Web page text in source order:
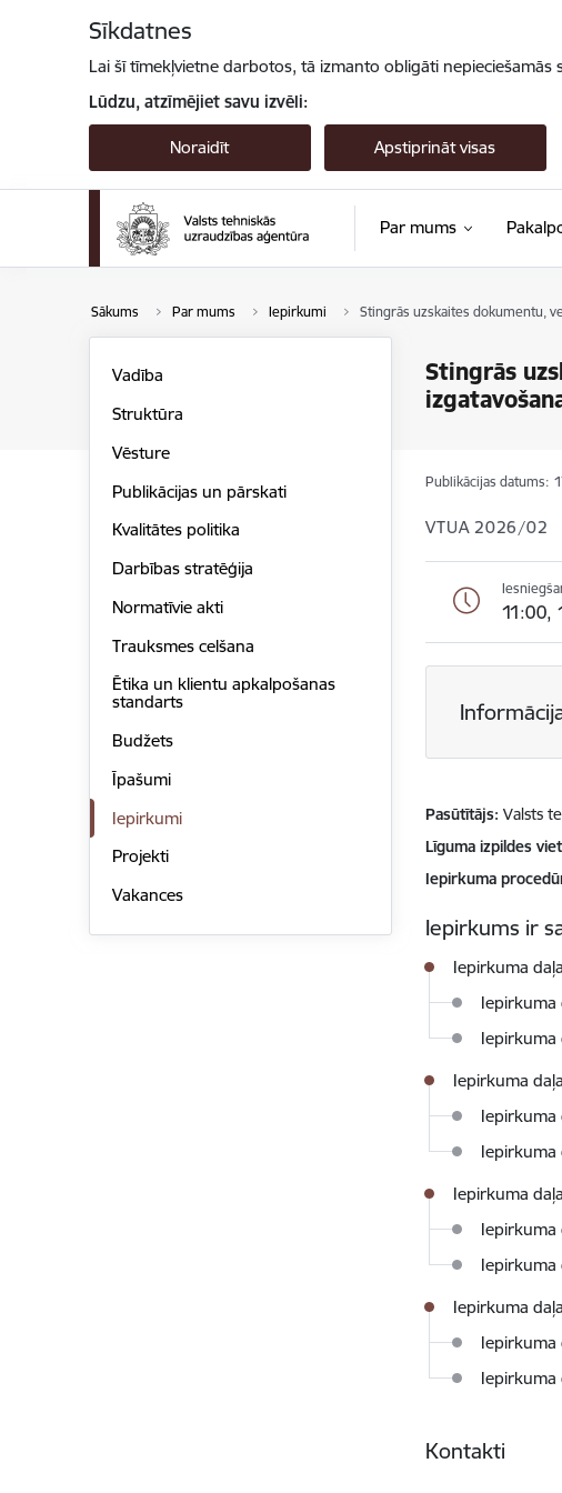
Sīkdatnes
Lai šī tīmekļvietne darbotos, tā izmanto obligāti
Lūdzu, atzīmējiet savu izvēli:
Noraidīt Apstiprināt visas
Par mums
Sākums Par mums Iepirkumi Stingrās uzskaites dokumentu,
Stingrās
Vadība
Struktūra
Vēsture
Publikācijas un pārskati
Kvalitātes politika
Darbības stratēģija
Normatīvie akti
Trauksmes celšana
Ētika un klientu apkalpošanas
standarts
Budžets
Īpašumi
Iepirkumi
Projekti
Vakances
Publikācijas datums:
VTUA 2026/02
11:00,
Pasūtītājs Valsts
Līguma izpildes
Iepirkuma
Iepirkums ir
Iepirkuma
Iepirkuma
Iepirkuma
Iepirkuma
Iepirkuma
Iepirkuma
Iepirkuma
Iepirkuma
Iepirkuma
Iepirkuma
Iepirkuma
Iepirkuma
Kontakti